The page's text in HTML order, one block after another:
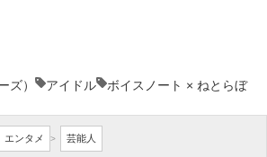
ズ） アイドル ボイスノート × ねとらぼ
エンタメ > 芸能人